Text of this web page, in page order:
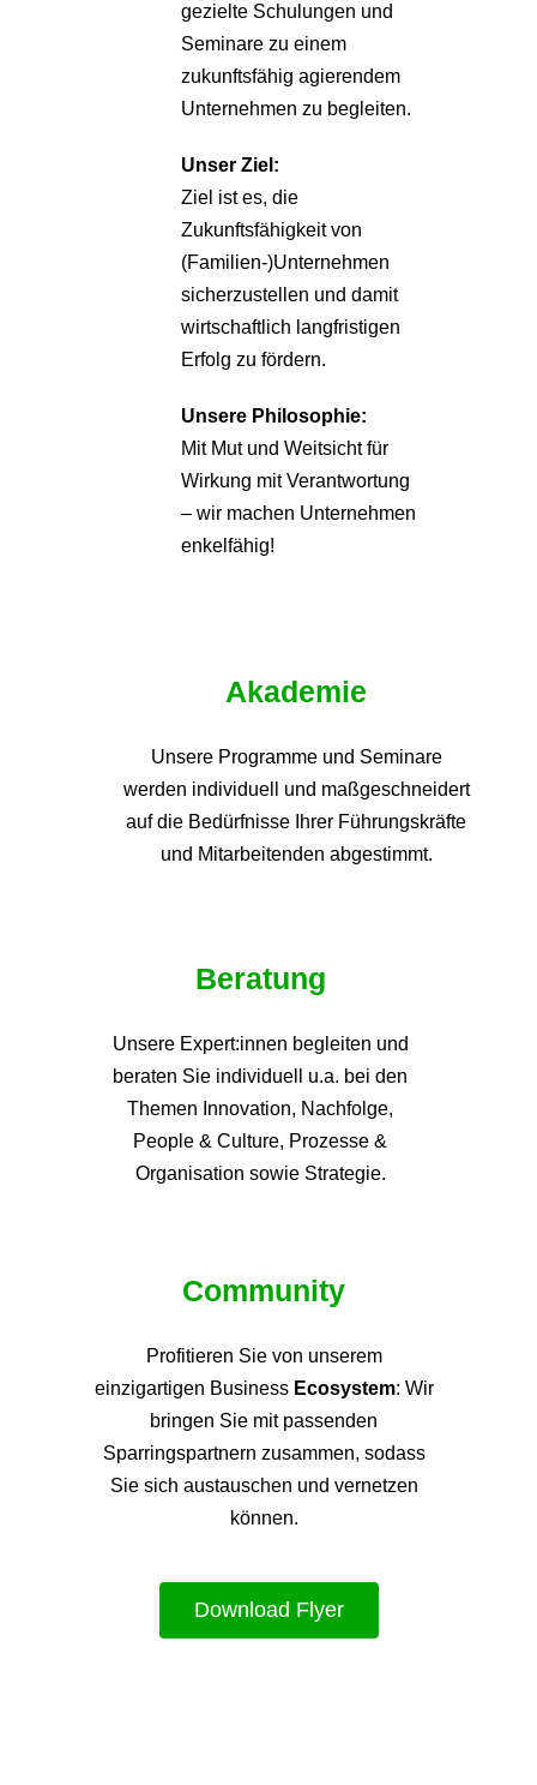
gezielte Schulungen und
Seminare zu einem
zukunftsfähig agierendem
Unternehmen zu begleiten.
Unser Ziel:
Ziel ist es, die
Zukunftsfähigkeit von
(Familien-)Unternehmen
sicherzustellen und damit
wirtschaftlich langfristigen
Erfolg zu fördern.
Unsere Philosophie:
Mit Mut und Weitsicht für
Wirkung mit Verantwortung
– wir machen Unternehmen
enkelfähig!
Akademie
Unsere Programme und Seminare
werden individuell und maßgeschneidert
auf die Bedürfnisse Ihrer Führungskräfte
und Mitarbeitenden abgestimmt.
Beratung
Unsere Expert:innen begleiten und
beraten Sie individuell u.a. bei den
Themen Innovation, Nachfolge,
People & Culture, Prozesse &
Organisation sowie Strategie.
Community
Profitieren Sie von unserem
einzigartigen Business Ecosystem: Wir
bringen Sie mit passenden
Sparringspartnern zusammen, sodass
Sie sich austauschen und vernetzen
können.
Download Flyer